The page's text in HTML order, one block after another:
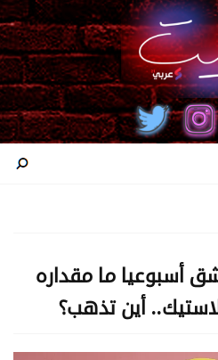
أسبوعيا ما مقداره
أين تذهب؟